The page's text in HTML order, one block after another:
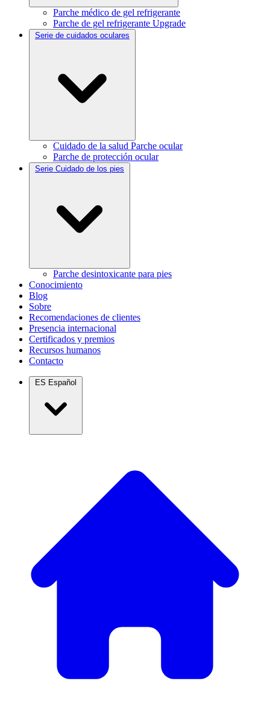
Parche médico de gel refrigerante
Parche de gel refrigerante Upgrade
Serie de cuidados oculares
Cuidado de la salud Parche ocular
Parche de protección ocular
Serie Cuidado de los pies
Parche desintoxicante para pies
Conocimiento
Blog
Sobre
Recomendaciones de clientes
Presencia internacional
Certificados y premios
Recursos humanos
Contacto
ES Español